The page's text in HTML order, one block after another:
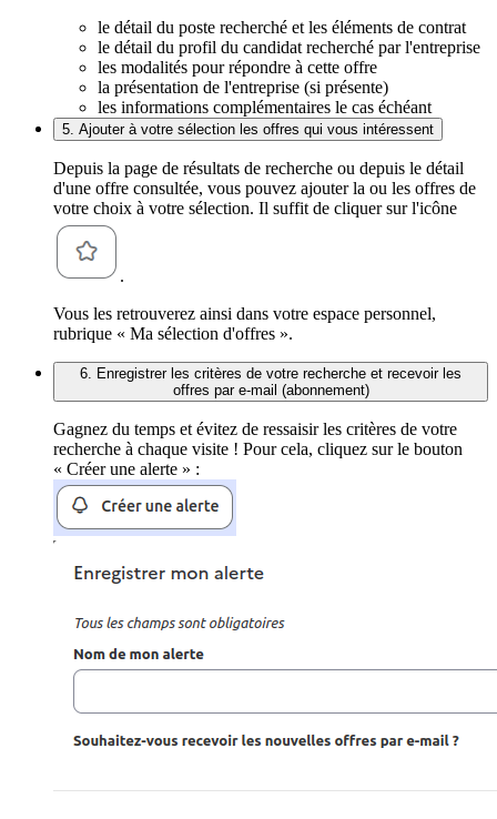
le détail du poste recherché et les éléments de contrat
le détail du profil du candidat recherché par l'entreprise
les modalités pour répondre à cette offre
la présentation de l'entreprise (si présente)
les informations complémentaires le cas échéant
5. Ajouter à votre sélection les offres qui vous intéressent
Depuis la page de résultats de recherche ou depuis le détail
d'une offre consultée, vous pouvez ajouter la ou les offres de
votre choix à votre sélection. Il suffit de cliquer sur l'icône
.
Vous les retrouverez ainsi dans votre espace personnel,
rubrique « Ma sélection d'offres ».
6. Enregistrer les critères de votre recherche et recevoir les
offres par e-mail (abonnement)
Gagnez du temps et évitez de ressaisir les critères de votre
recherche à chaque visite ! Pour cela, cliquez sur le bouton
« Créer une alerte » :